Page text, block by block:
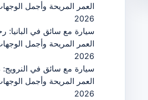
العمر المريحة وأجمل
2026
سيارة مع سائق في البانيا:
العمر المريحة وأجمل
2026
سيارة مع سائق في النرويج:
العمر المريحة وأجمل
2026